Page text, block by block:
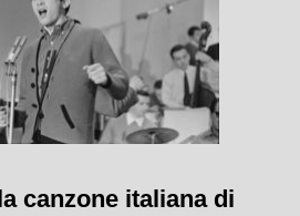
canzone italiana di